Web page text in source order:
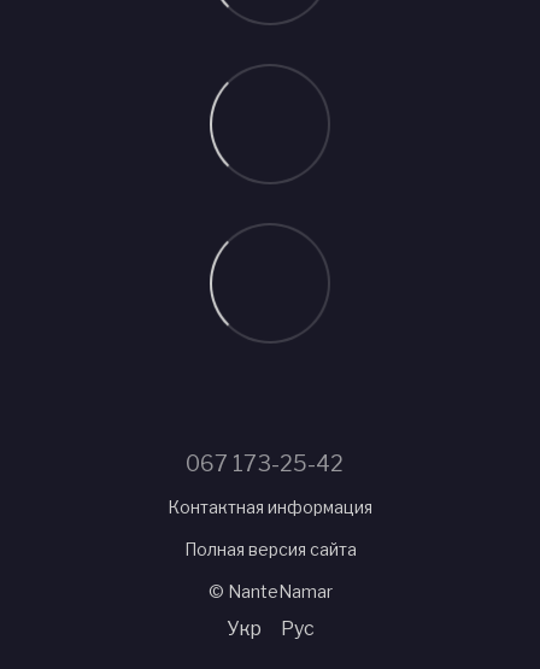
067 173-25-42
Контактная информация
Полная версия сайта
© NanteNamar
Укр Рус